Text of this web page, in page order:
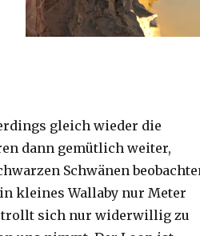
gleich wieder die
dann gemütlich weiter,
Schwänen
kleines Wallaby nur Meter
trollt sich nur widerwillig zu